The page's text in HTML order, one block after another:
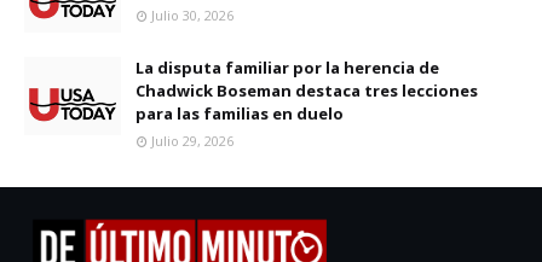
Julio 30, 2026
La disputa familiar por la herencia de
Chadwick Boseman destaca tres lecciones
para las familias en duelo
Julio 29, 2026